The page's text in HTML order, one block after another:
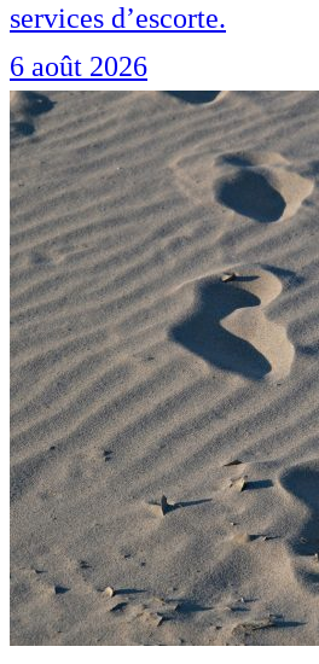
services d’escorte.
6 août 2026